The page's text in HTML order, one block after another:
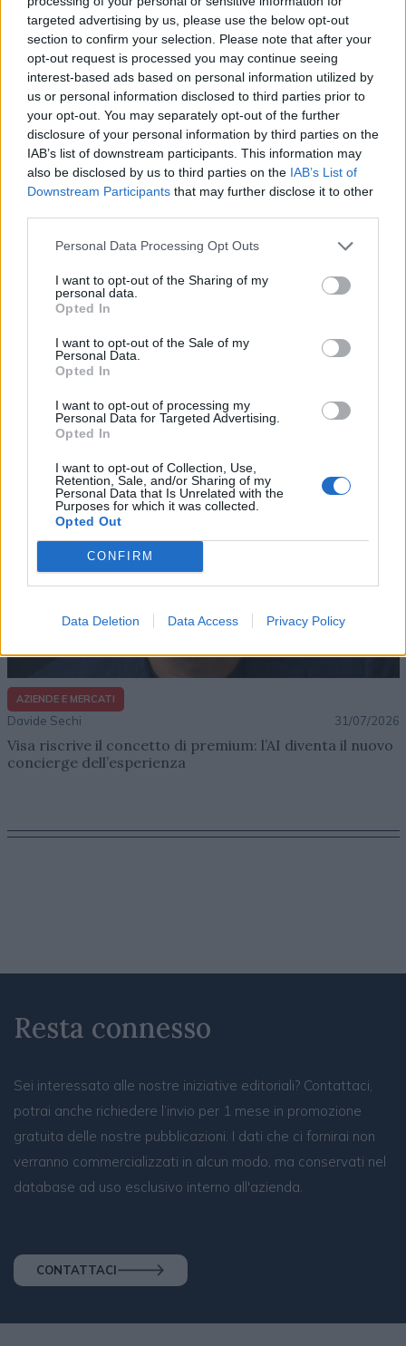
targeted advertising by us, please use the below opt-out
section to confirm your selection. Please note that after your
opt-out request is processed you may continue seeing
interest-based ads based on personal information utilized by
us or personal information disclosed to third parties prior to
your opt-out. You may separately opt-out of the further
disclosure of your personal information by third parties on the
IAB’s list of downstream participants. This information may
also be disclosed by us to third parties on the IAB’s List of
Downstream Participants that may further disclose it to other
Personal Data Processing Opt Outs
I want to opt-out of the Sharing of my
personal data.
Opted In
I want to opt-out of the Sale of my
Personal Data.
Opted In
I want to opt-out of processing my
Personal Data for Targeted Advertising.
Opted In
I want to opt-out of Collection, Use,
Retention, Sale, and/or Sharing of my
Personal Data that Is Unrelated with the
Purposes for which it was collected.
Opted Out
CONFIRM
Data Deletion Data Access Privacy Policy
Altri articoli che potrebbero piacerti
AZIENDE E MERCATI
Davide Sechi 31/07/2026
Dal lusso circolare all’intelligenza artificiale: come
Lenush Saf costruisce un ecosistema tra creatività,
impresa e musica
AZIENDE E MERCATI
Davide Sechi 31/07/2026
Visa riscrive il concetto di premium: l’AI diventa il nuovo
concierge dell’esperienza
Resta connesso
Sei interessato alle nostre iniziative editoriali? Contattaci,
potrai anche richiedere l’invio per 1 mese in promozione
gratuita delle nostre pubblicazioni. I dati che ci fornirai non
verranno commercializzati in alcun modo, ma conservati nel
database ad uso esclusivo interno all'azienda.
CONTATTACI